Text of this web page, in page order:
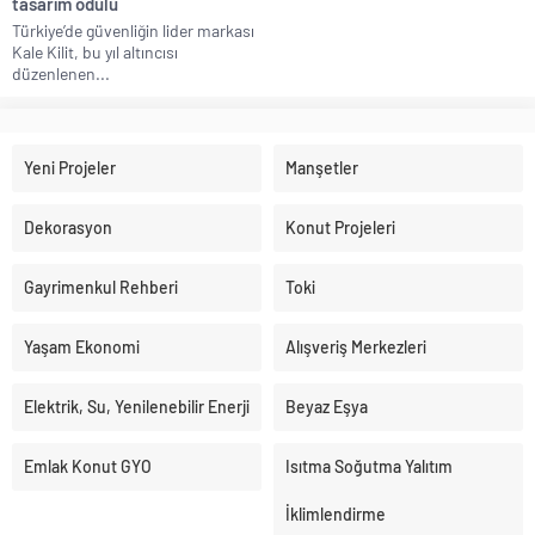
Türkiye’de güvenliğin lider markası
Kale Kilit, bu yıl altıncısı
düzenlenen...
Yeni Projeler Manşetler
Dekorasyon Konut Projeleri
Gayrimenkul Rehberi Toki
Yaşam Ekonomi Alışveriş Merkezleri
Elektrik, Su, Yenilenebilir Enerji Beyaz Eşya
Emlak Konut GYO Isıtma Soğutma Yalıtım
İklimlendirme